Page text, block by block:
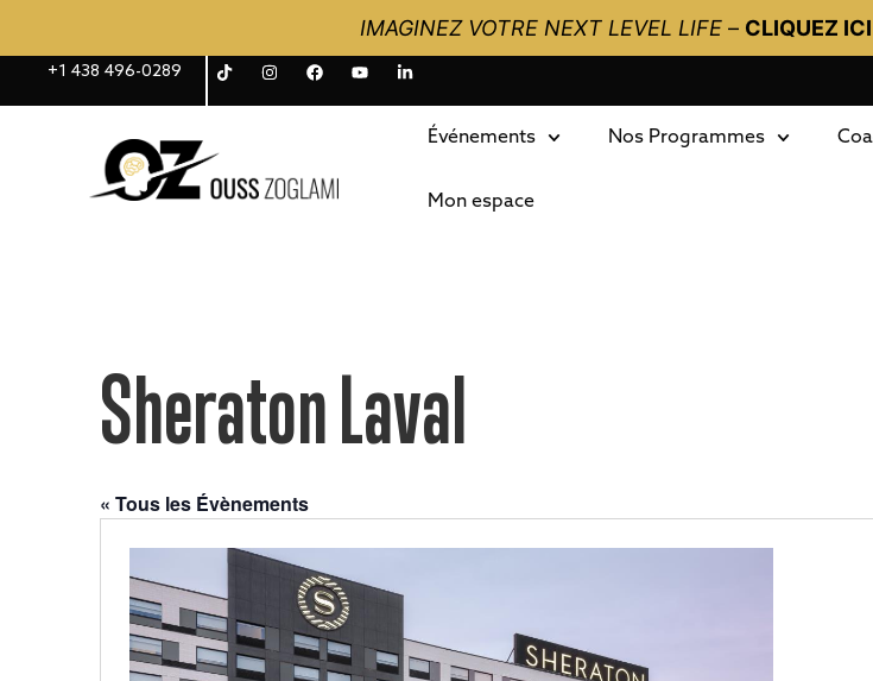
IMAGINEZ VOTRE NEXT LEVEL LIFE – CLIQUEZ
+1 438 496-0289
Événements Nos Programmes
Mon espace
Sheraton Laval
« Tous les Évènements